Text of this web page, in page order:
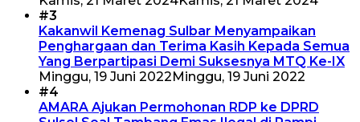
#3
Kakanwil Kemenag Sulbar Menyampaikan
Penghargaan dan Terima Kasih Kepada Semua
Yang Berpartipasi Demi Suksesnya MTQ Ke-IX
Minggu, 19 Juni 2022 Minggu, 19 Juni 2022
#4
AMARA Ajukan Permohonan RDP ke DPRD